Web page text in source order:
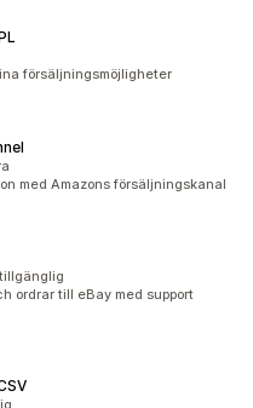
försäljningsmöjligheter
med Amazons försäljningskanal
ordrar till eBay med support